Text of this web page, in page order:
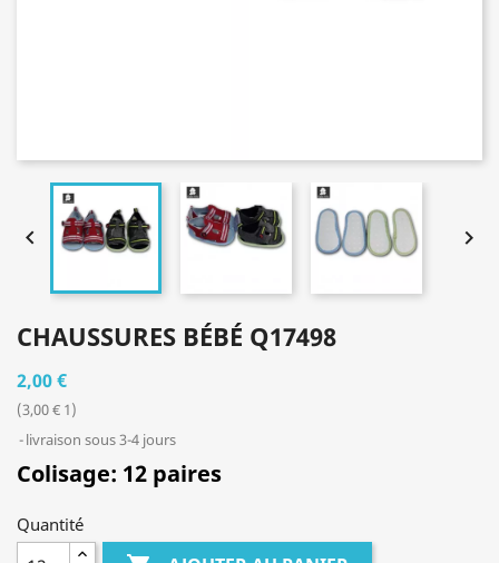
 
CHAUSSURES BÉBÉ Q17498
2,00 €
(3,00 € 1)
livraison sous 3-4 jours
Colisage: 12 paires
Quantité